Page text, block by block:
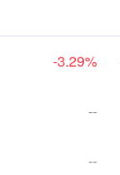
-3.29%
--
--